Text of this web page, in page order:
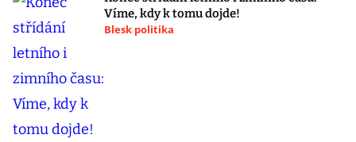
Víme, kdy k tomu dojde!
Blesk politika